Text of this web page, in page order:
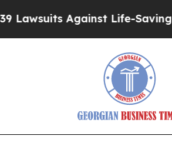
Against Life-Saving Policies